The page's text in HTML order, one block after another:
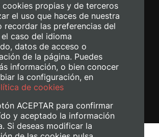
cookies propias y de terceros
el uso que haces de nuestra
recordar las preferencias del
caso del idioma
datos de acceso o
de la página. Puedes
información, o bien conocer
la configuración, en
de cookies
ACEPTAR para confirmar
y aceptado la información
Si deseas modificar la